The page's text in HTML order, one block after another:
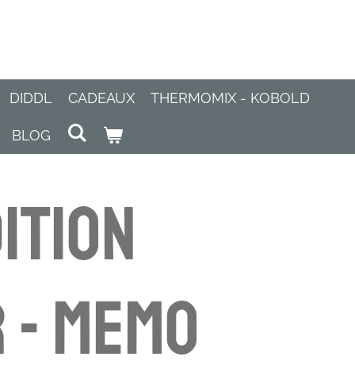
DIDDL CADEAUX THERMOMIX - KOBOLD
BLOG
Memo